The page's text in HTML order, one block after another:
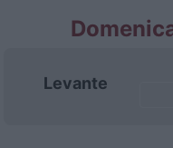
Levante